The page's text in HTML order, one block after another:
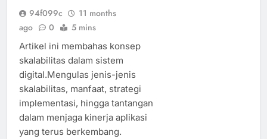
94f099c
11 months
ago
0 5 mins
Artikel ini membahas konsep
skalabilitas dalam sistem
digital.Mengulas jenis-jenis
skalabilitas, manfaat, strategi
implementasi, hingga tantangan
dalam menjaga kinerja aplikasi
yang terus berkembang.